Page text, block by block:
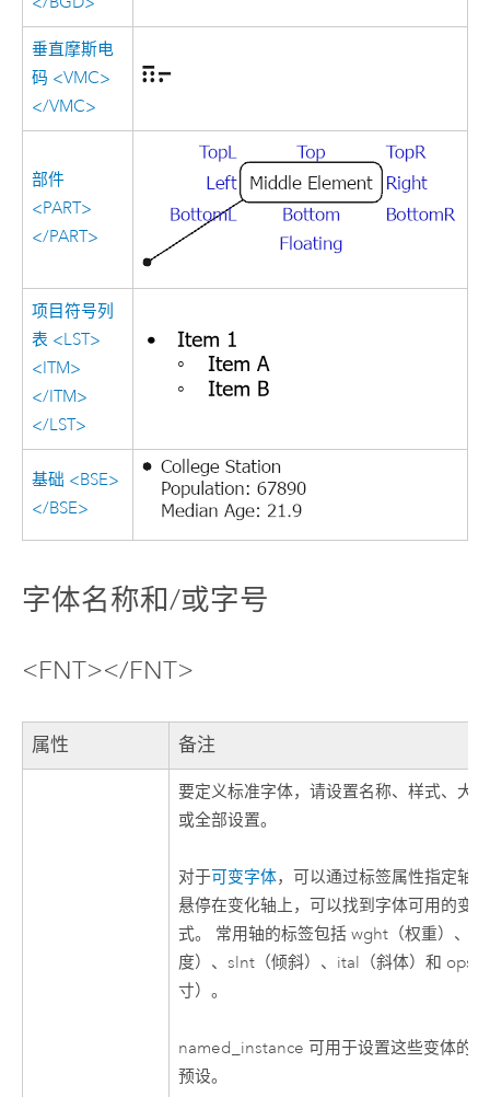
垂直摩斯电
码 <VMC>
</VMC>
部件
<PART>
</PART>
项目符号列
表 <LST>
<ITM>
</ITM>
</LST>
基础 <BSE>
</BSE>
字体名称和/或字号
<FNT></FNT>
属性 备注
要定义标准字体，请设置名称、样式、大
或全部设置。
对于可变字体，可以通过标签属性指定轴
悬停在变化轴上，可以找到字体可用的变
式。 常用轴的标签包括 wght（权重）、
度）、slnt（倾斜）、ital（斜体）和 opsz
寸）。
named_instance 可用于设置这些变体的
预设。